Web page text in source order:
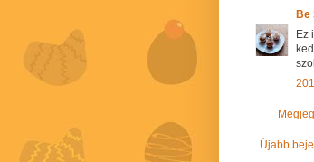
Be
Ez
Újabb